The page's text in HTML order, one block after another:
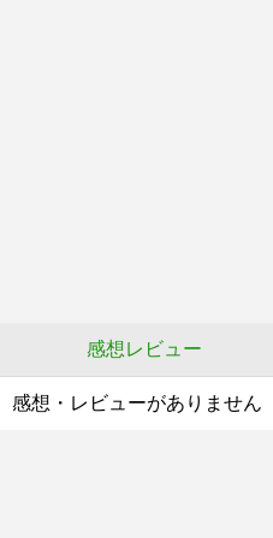
感想レビュー
感想・レビューがありません